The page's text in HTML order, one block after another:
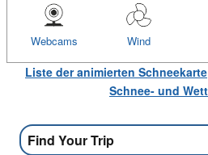
Wind
Webcams
Liste der animierten Schneekarte
Schnee- und
Find Your Trip